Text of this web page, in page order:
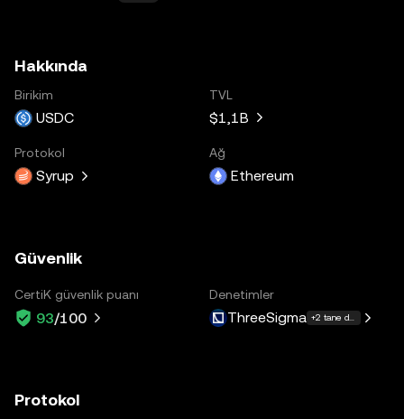
Hakkında
Birikim
USDC
TVL
$1,1B
Protokol
Syrup
Ağ
Ethereum
Güvenlik
CertiK güvenlik puanı
93/100
Denetimler
ThreeSigma +2 tane daha
Protokol